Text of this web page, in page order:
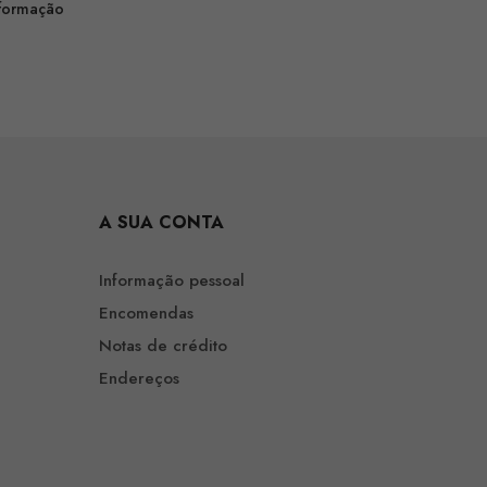
A SUA CONTA
Informação pessoal
Encomendas
Notas de crédito
Endereços